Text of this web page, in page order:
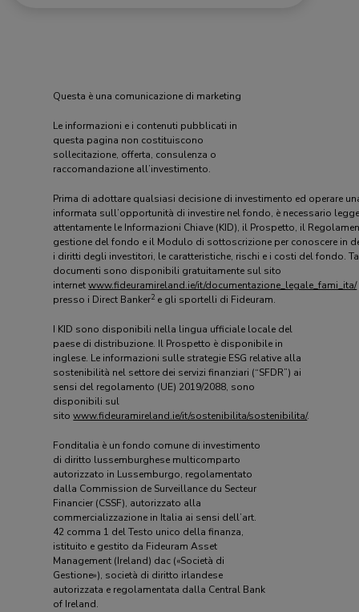
Questa è una comunicazione di marketing
Le informazioni e i contenuti pubblicati in
questa pagina non costituiscono
sollecitazione, offerta, consulenza o
raccomandazione all’investimento.
Prima di adottare qualsiasi decisione di investimento ed operare
informata sull’opportunità di investire nel fondo, è necessario
attentamente le Informazioni Chiave (KID), il Prospetto, il
gestione del fondo e il Modulo di sottoscrizione per conoscere in
i diritti degli investitori, le caratteristiche, rischi e i costi del fondo.
documenti sono disponibili gratuitamente sul sito
internetwww.fideuramireland.ie/it/documentazione_legale_fami_ita/
presso i Direct Banker2 e gli sportelli di Fideuram.
I KID sono disponibili nella lingua ufficiale locale del
paese di distribuzione. Il Prospetto è disponibile in
inglese. Le informazioni sulle strategie ESG relative alla
sostenibilità nel settore dei servizi finanziari (“SFDR”) ai
sensi del regolamento (UE) 2019/2088, sono
disponibili sul
sitowww.fideuramireland.ie/it/sostenibilita/sostenibilita/.
Fonditalia è un fondo comune di investimento
di diritto lussemburghese multicomparto
autorizzato in Lussemburgo, regolamentato
dalla Commission de Surveillance du Secteur
Financier (CSSF), autorizzato alla
commercializzazione in Italia ai sensi dell’art.
42 comma 1 del Testo unico della finanza,
istituito e gestito da Fideuram Asset
Management (Ireland) dac («Società di
Gestione»), società di diritto irlandese
autorizzata e regolamentata dalla Central Bank
of Ireland.